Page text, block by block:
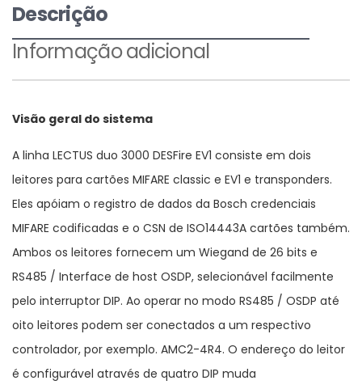
Descrição
Informação adicional
Visão geral do sistema
A linha LECTUS duo 3000 DESFire EV1 consiste em dois
leitores para cartões MIFARE classic e EV1 e transponders.
Eles apóiam o registro de dados da Bosch credenciais
MIFARE codificadas e o CSN de ISO14443A cartões também.
Ambos os leitores fornecem um Wiegand de 26 bits e
RS485 / Interface de host OSDP, selecionável facilmente
pelo interruptor DIP. Ao operar no modo RS485 / OSDP até
oito leitores podem ser conectados a um respectivo
controlador, por exemplo. AMC2-4R4. O endereço do leitor
é configurável através de quatro DIP muda